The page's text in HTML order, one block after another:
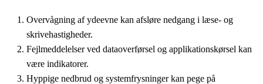
Overvågning af ydeevne kan afsløre nedgang i læse- og
skrivehastigheder.
Fejlmeddelelserved dataoverførsel og applikationskørsel kan
være indikatorer.
Hyppige nedbrud og systemfrysninger kan pege på